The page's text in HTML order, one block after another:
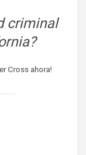
criminal
Cross ahora!